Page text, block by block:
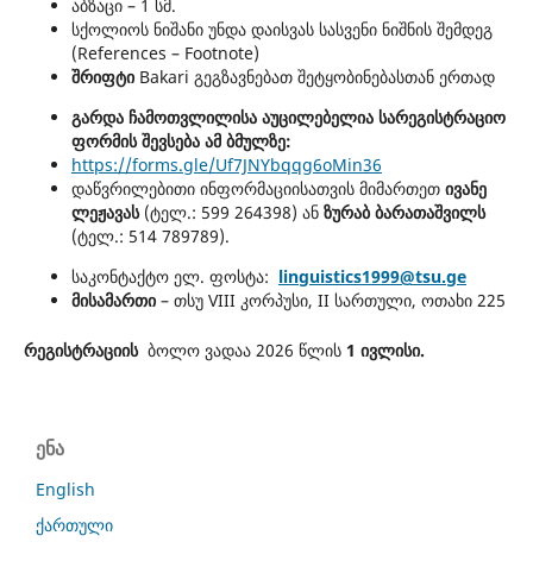
აბზაცი – 1 სმ.
სქოლიოს ნიშანი უნდა დაისვას სასვენი ნიშნის შემდეგ
(References – Footnote)
შრიფტიBakari გეგზავნებათ შეტყობინებასთან ერთად
გარდა ჩამოთვლილისა აუცილებელია სარეგისტრაციო
ფორმის შევსება ამ ბმულზე:
https://forms.gle/Uf7JNYbqqg6oMin36
დაწვრილებითი ინფორმაციისათვის მიმართეთ ივანე
ლეჟავას(ტელ.: 599 264398) ან ზურაბ ბარათაშვილს
(ტელ.: 514 789789).
საკონტაქტო ელ. ფოსტა: linguistics1999@tsu.ge
მისამართი– თსუ VIII კორპუსი, II სართული, ოთახი 225
რეგისტრაციის ბოლო ვადაა 2026 წლის 1 ივლისი.
ენა
English
ქართული